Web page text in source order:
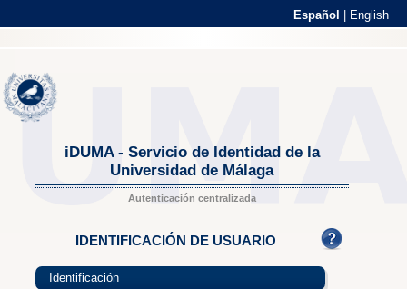
Español English
iDUMA - Servicio de Identidad de la
Universidad de Málaga
Autenticación centralizada
IDENTIFICACIÓN DE USUARIO
Identificación